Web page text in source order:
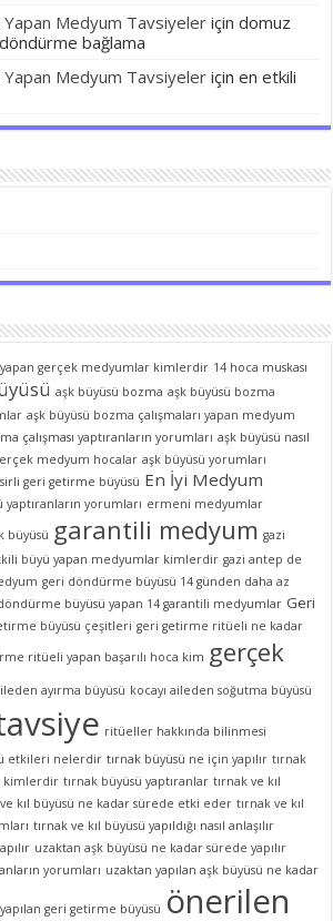
Yapan Medyum Tavsiyeler içindomuz
bağlama
Yapan Medyum Tavsiyeler içinen etkili
gerçek medyumlar kimlerdir 14 hoca muskası
aşk büyüsü bozma aşk büyüsü bozma
aşk büyüsü bozma çalışmaları yapan medyum
çalışması yaptıranların yorumları aşk büyüsü nasıl
medyum hocalar aşk büyüsü yorumları
geri getirme büyüsü En İyi Medyum
yorumları ermeni medyumlar
büyüsü garantili medyum gazi
büyü yapan medyumlar kimlerdir gazi antep de
geri döndürme büyüsü 14 günden daha az
büyüsü yapan 14 garantili medyumlar Geri
büyüsü çeşitleri geri getirme ritüeli ne kadar
ritüeli yapan başarılı hoca kim gerçek
ayırma büyüsü kocayı aileden soğutma büyüsü
ritüeller hakkında bilinmesi
etkileri nelerdir tırnak büyüsü ne için yapılır tırnak
kimlerdir tırnak büyüsü yaptıranlar tırnak ve kıl
kıl büyüsü ne kadar sürede etki eder tırnak ve kıl
tırnak ve kıl büyüsü yapıldığı nasıl anlaşılır
uzaktan aşk büyüsü ne kadar sürede yapılır
yorumları uzaktan yapılan aşk büyüsü ne kadar
geri getirme büyüsü önerilen